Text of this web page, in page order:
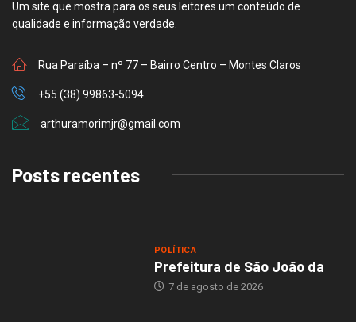
Um site que mostra para os seus leitores um conteúdo de
qualidade e informação verdade.
Rua Paraíba – nº 77 – Bairro Centro – Montes Claros
+55 (38) 99863-5094
arthuramorimjr@gmail.com
Posts recentes
POLÍTICA
Prefeitura de São João da
7 de agosto de 2026